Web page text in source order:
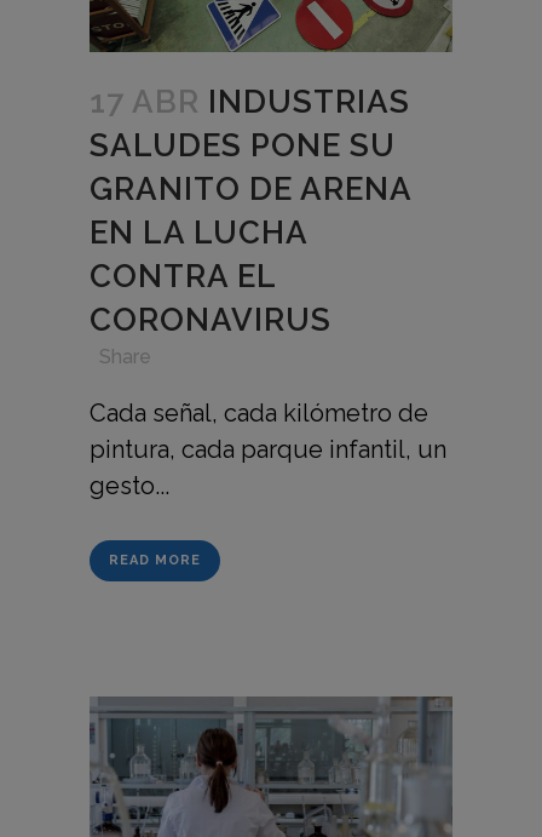
17 ABR INDUSTRIAS
SALUDES PONE SU
GRANITO DE ARENA
EN LA LUCHA
CONTRA EL
CORONAVIRUS
Share
Cada señal, cada kilómetro de
pintura, cada parque infantil, un
gesto...
READ MORE